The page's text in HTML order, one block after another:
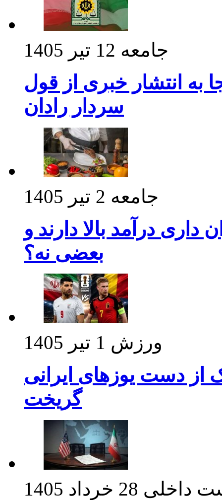
جامعه 12 تیر 1405
به انتشار خبری از قول
سردار رادان
جامعه 2 تیر 1405
درآمد بالا دارند و
بعضی نه؟
ورزش 1 تیر 1405
از دست یوزهای ایرانی
گریخت
داخلی 28 خرداد 1405